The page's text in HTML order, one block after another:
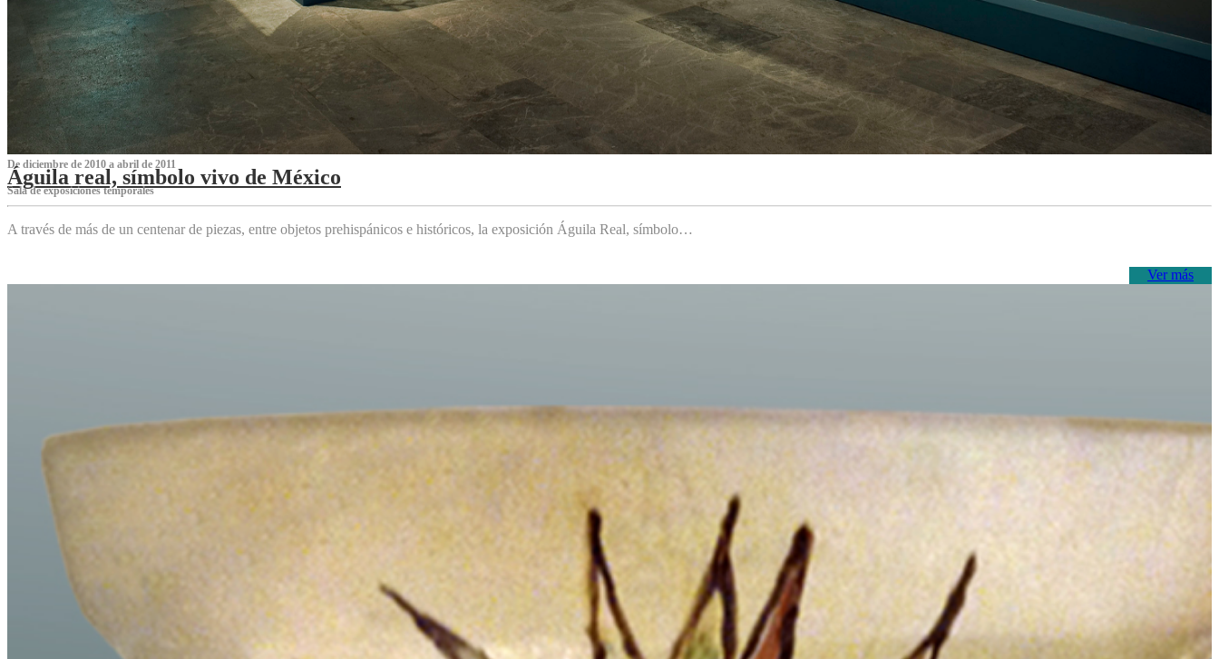
De diciembre de 2010 a abril de 2011
Águila real, símbolo vivo de México
Sala de exposiciones temporales
A través de más de un centenar de piezas, entre objetos prehispánicos e históricos, la exposición Águila Real, símbolo…
Ver más